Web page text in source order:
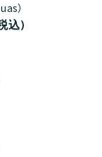
）
込)